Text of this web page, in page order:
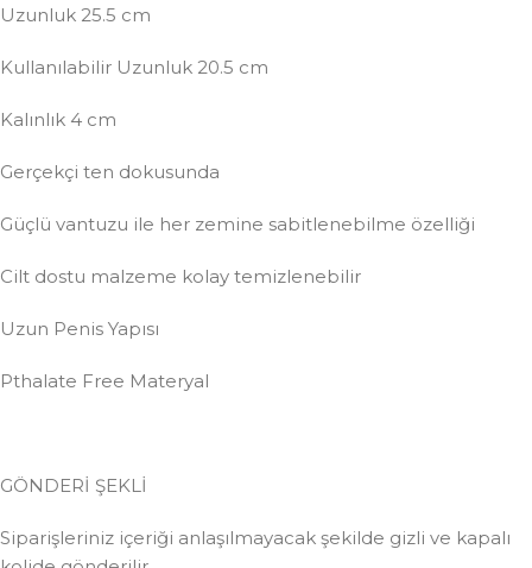
Uzunluk 25.5 cm
Kullanılabilir Uzunluk 20.5 cm
Kalınlık 4 cm
Gerçekçi ten dokusunda
Güçlü vantuzu ile her zemine sabitlenebilme özelliği
Cilt dostu malzeme kolay temizlenebilir
Uzun Penis Yapısı
Pthalate Free Materyal
GÖNDERİ ŞEKLİ
Siparişleriniz içeriği anlaşılmayacak şekilde gizli ve kapalı